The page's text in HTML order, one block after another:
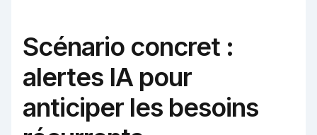
Scénario concret :
alertes IA pour
anticiper les besoins